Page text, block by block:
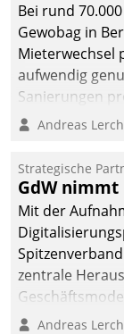
Bei rund
Gewobag in
Mieterwechsel
aufwendig
Sanierungen
Betreuungs-
kommunale
gemeinsam
Teilprozess
Andreas
Strategische
GdW
Mit der
zentrale
entwickeln.
Andreas